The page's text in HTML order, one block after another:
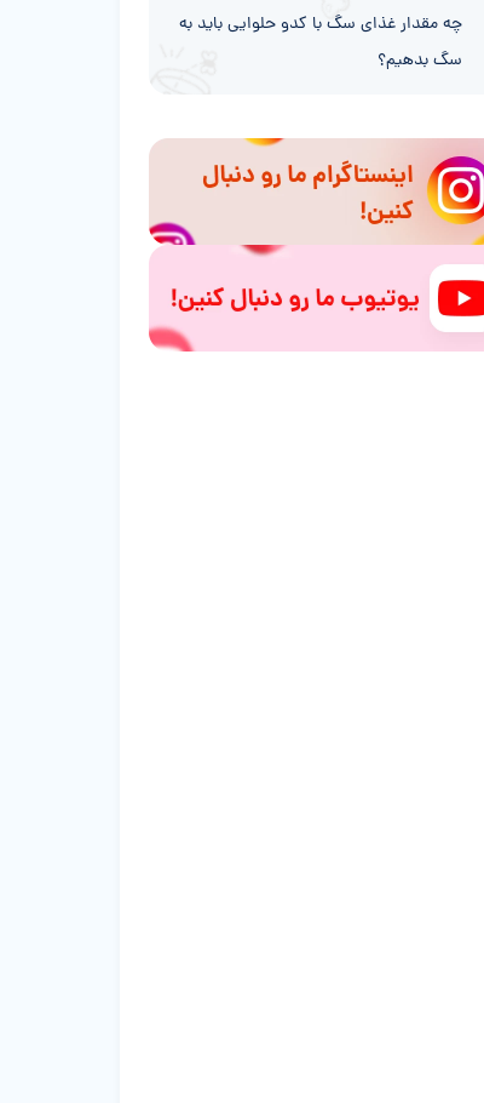
چه مقدار غذای سگ با کدو حلوایی باید به
سگ بدهیم؟
نژادهای سگ مناسب است؟
غذای سگ با کدو حلوایی خشک یا تازه؟
چه زمانی باید از غذای سگ با کدو حلوایی
پرهیز کنیم؟